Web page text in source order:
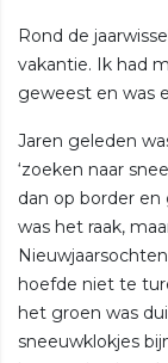
Rond de
vakantie. Ik had
geweest en was
Jaren geleden
‘zoeken naar
dan op border en
was het raak,
hoefde niet te
het groen was
sneeuwklokjes